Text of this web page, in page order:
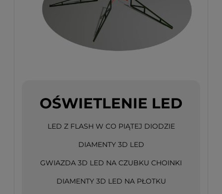
OŚWIETLENIE LED
LED Z FLASH W CO PIĄTEJ DIODZIE
DIAMENTY 3D LED
GWIAZDA 3D LED NA CZUBKU CHOINKI
DIAMENTY 3D LED NA PŁOTKU